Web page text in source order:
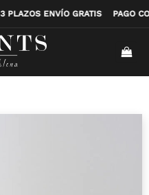
EN 3 PLAZOS ENVÍO GRATIS